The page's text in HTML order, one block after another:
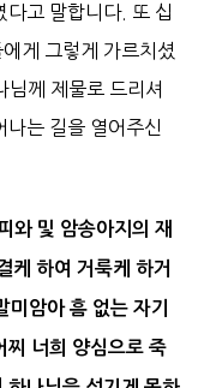
다고 말합니다. 또 십
게 그렇게 가르치셨
님께 제물로 드리셔
나는 길을 열어주신
와 및 암송아지의 재
케 하여 거룩케 하거
미암아 흠 없는 자기
찌 너희 양심으로 죽